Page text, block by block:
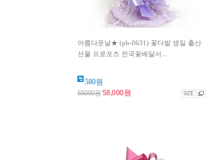
아름다운날★ (pb-0631) 꽃다발 생일 출산
선물 프로포즈 전국꽃배달서...
580원
65000원 58,000원